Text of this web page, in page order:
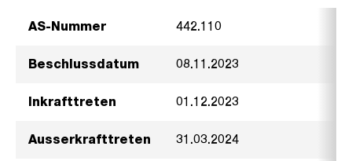
AS-Nummer 442.110
Beschlussdatum 08.11.2023
Inkrafttreten 01.12.2023
Ausserkrafttreten 31.03.2024